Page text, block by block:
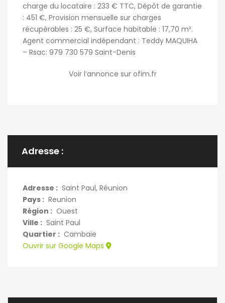
charge du locataire : 233 € TTC, Dépôt de garantie
: 451 €, Provision mensuelle sur charges
récupérables : 25 €, Surface habitable : 17,70 m².
Agent commercial indépendant : Teddy MAQUIHA
– Rsac: 979 730 579 Saint-Denis
Voir l’annonce sur ofim.fr
Adresse :
Adresse : Saint Paul, Réunion
Pays : Reunion
Région : Ouest
Ville : Saint Paul
Quartier : Cambaie
Ouvrir sur Google Maps